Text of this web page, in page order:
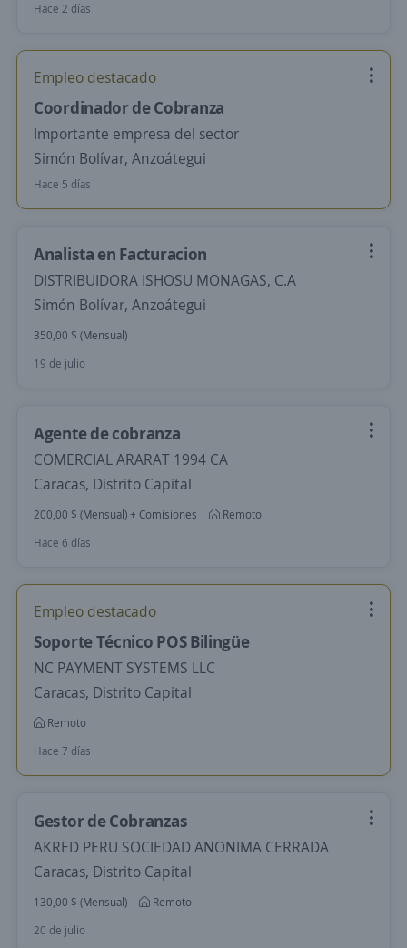
Hace 2 días
Empleo destacado
Coordinador de Cobranza
Importante empresa del sector
Simón Bolívar, Anzoátegui
Hace 5 días
Analista en Facturacion
DISTRIBUIDORA ISHOSU MONAGAS, C.A
Simón Bolívar, Anzoátegui
350,00 $ (Mensual)
19 de julio
Agente de cobranza
COMERCIAL ARARAT 1994 CA
Caracas, Distrito Capital
200,00 $ (Mensual) + Comisiones
Remoto
Hace 6 días
Empleo destacado
Soporte Técnico POS Bilingüe
NC PAYMENT SYSTEMS LLC
Caracas, Distrito Capital
Remoto
Hace 7 días
Gestor de Cobranzas
AKRED PERU SOCIEDAD ANONIMA CERRADA
Caracas, Distrito Capital
130,00 $ (Mensual)
Remoto
20 de julio